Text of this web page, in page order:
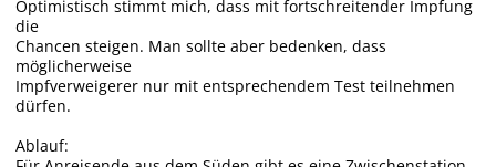
Optimistisch stimmt mich, dass mit fortschreitender Impfung
die
Chancen steigen. Man sollte aber bedenken, dass
möglicherweise
Impfverweigerer nur mit entsprechendem Test teilnehmen
dürfen.
Ablauf: